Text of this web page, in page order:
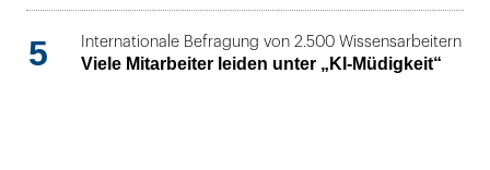
5 Internationale Befragung von 2.500 Wissensarbeitern
Viele Mitarbeiter leiden unter „KI-Müdigkeit“